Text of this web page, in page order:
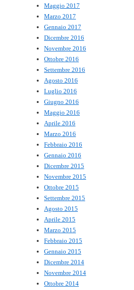
Maggio 2017
Marzo 2017
Gennaio 2017
Dicembre 2016
Novembre 2016
Ottobre 2016
Settembre 2016
Agosto 2016
Luglio 2016
Giugno 2016
Maggio 2016
Aprile 2016
Marzo 2016
Febbraio 2016
Gennaio 2016
Dicembre 2015
Novembre 2015
Ottobre 2015
Settembre 2015
Agosto 2015
Aprile 2015
Marzo 2015
Febbraio 2015
Gennaio 2015
Dicembre 2014
Novembre 2014
Ottobre 2014